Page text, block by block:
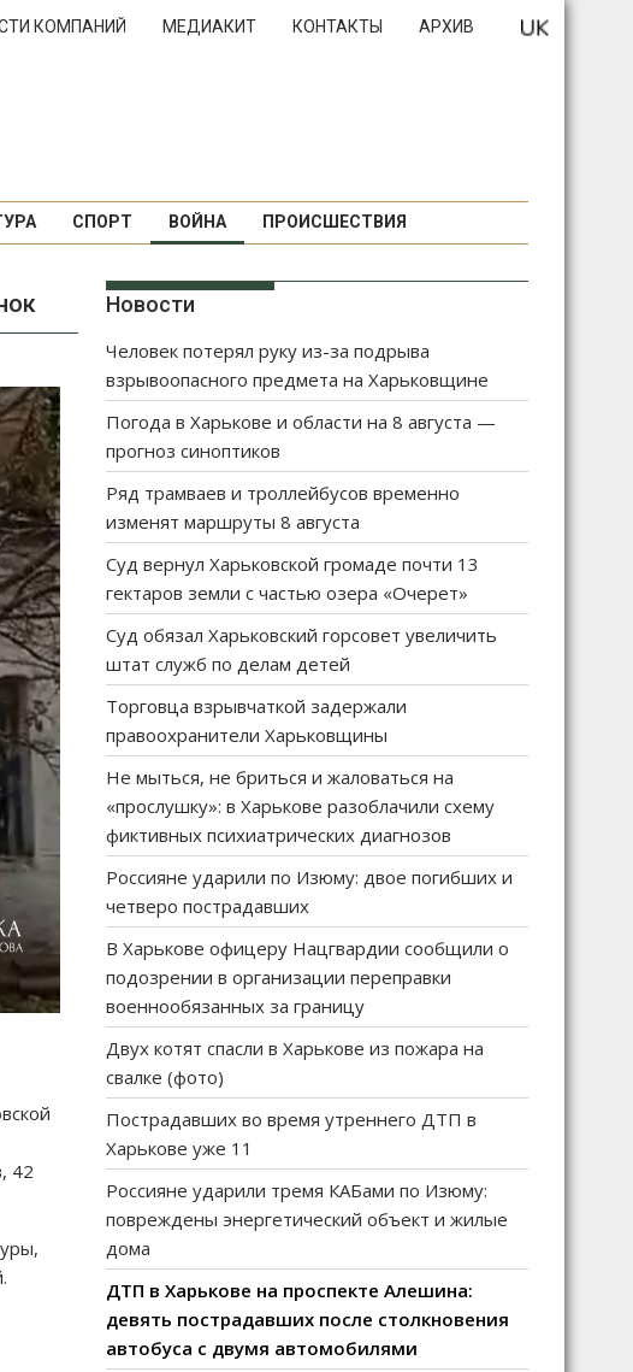
КОМПАНИЙ МЕДИАКИТ КОНТАКТЫ АРХИВ
СПОРТ ВОЙНА ПРОИСШЕСТВИЯ
42
Новости
Человек потерял руку из-за подрыва
взрывоопасного предмета на Харьковщине
Погода в Харькове и области на 8 августа —
прогноз синоптиков
Ряд трамваев и троллейбусов временно
изменят маршруты 8 августа
Суд вернул Харьковской громаде почти 13
гектаров земли с частью озера «Очерет»
Суд обязал Харьковский горсовет увеличить
штат служб по делам детей
Торговца взрывчаткой задержали
правоохранители Харьковщины
Не мыться, не бриться и жаловаться на
«прослушку»: в Харькове разоблачили схему
фиктивных психиатрических диагнозов
Россияне ударили по Изюму: двое погибших и
четверо пострадавших
В Харькове офицеру Нацгвардии сообщили о
подозрении в организации переправки
военнообязанных за границу
Двух котят спасли в Харькове из пожара на
свалке (фото)
Пострадавших во время утреннего ДТП в
Харькове уже 11
Россияне ударили тремя КАБами по Изюму:
повреждены энергетический объект и жилые
дома
ДТП в Харькове на проспекте Алешина:
девять пострадавших после столкновения
автобуса с двумя автомобилями